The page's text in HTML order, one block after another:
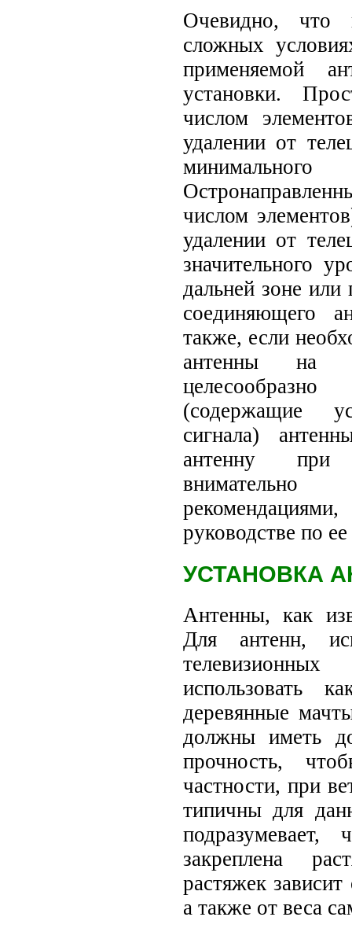
Очевидно, что
сложных
применяемой
установки.
числом
удалении от
числом
удалении от
значительного
дальней зоне
соединяющего
также, если
антенны на
целесообразно
(содержащие
сигнала)
антенну при
руководстве по
УСТАНОВКА
Антенны, как
Для антенн,
использовать
деревянные
должны иметь
прочность,
частности, при
типичны для
закреплена
растяжек
а также от веса